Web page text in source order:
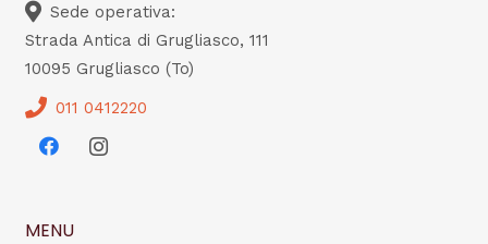
Sede operativa:
Strada Antica di Grugliasco, 111
10095 Grugliasco (To)
011 0412220
MENU